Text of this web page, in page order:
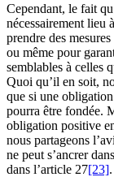
Cependant, le fait
nécessairement lieu
prendre des
ou même pour
semblables à celles
Quoi qu’il en soit,
que si une
pourra être fondée.
obligation positive
nous partageons
ne peut s’ancrer
dans l’article 27[23].